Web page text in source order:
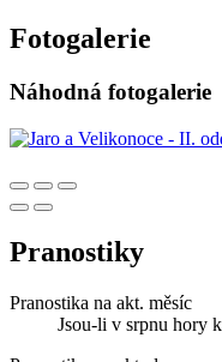
Fotogalerie
Náhodná fotogalerie
Pranostiky
Pranostika na akt. měsíc
Jsou-li v srpnu hory